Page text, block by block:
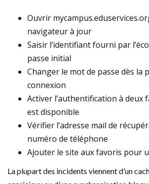
Ouvrir
navigateur à jour
Saisir l’identifiant fourni par
passe initial
Changer le mot de passe dès la
connexion
Activer l’authentification à deux
est disponible
Vérifier l’adresse mail de
numéro de téléphone
Ajouter le site aux favoris pour
La plupart des incidents viennent d’un